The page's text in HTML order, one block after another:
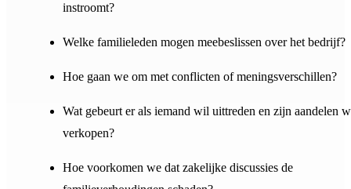
instroomt?
Welke familieleden mogen meebeslissen over het bedrijf?
Hoe gaan we om met conflicten of meningsverschillen?
Wat gebeurt er als iemand wil uittreden en zijn aandelen
verkopen?
Hoe voorkomen we dat zakelijke discussies de